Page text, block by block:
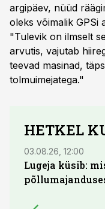
argipäev, nüüd
oleks võimalik GPSi
"Tulevik on ilmselt
arvutis, vajutab
teevad masinad,
tolmuimejatega."
HETKEL
03.08.26, 12:00
Lugeja küsib: